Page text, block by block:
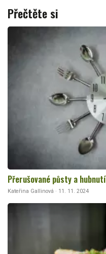
Přečtěte si
Přerušované půsty a hubnutí
Kateřina Gallinová · 11. 11. 2024